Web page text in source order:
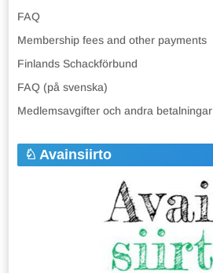
FAQ
Membership fees and other payments
Finlands Schackförbund
FAQ (på svenska)
Medlemsavgifter och andra betalningar
Avainsiirto